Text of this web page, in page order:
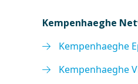
Kempenhaeghe
Kempenhaeghe
Kempenhaeghe